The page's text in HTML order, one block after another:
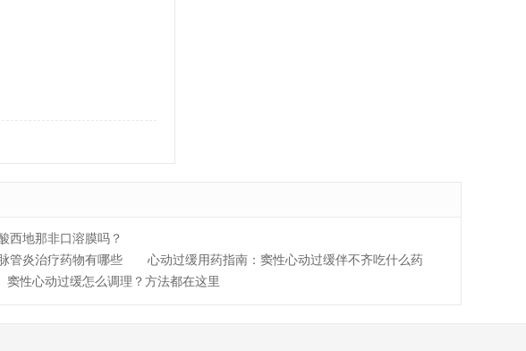
西地那非口溶膜吗？
管炎治疗药物有哪些
心动过缓用药指南：窦性心动过缓伴不齐吃什么药
窦性心动过缓怎么调理？方法都在这里